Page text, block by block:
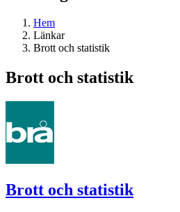
Hem
Länkar
Brott och statistik
Brott och statistik
Brott och statistik